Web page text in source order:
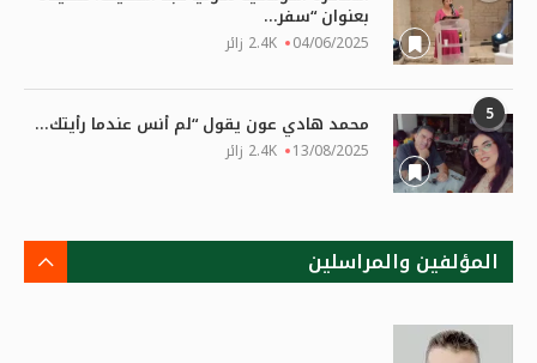
بعنوان “سفر...
04/06/2025 2.4K زائر
5 محمد هادي عون يقول “لم أنس عندما رأيتك...
13/08/2025 2.4K زائر
المؤلفين والمراسلين